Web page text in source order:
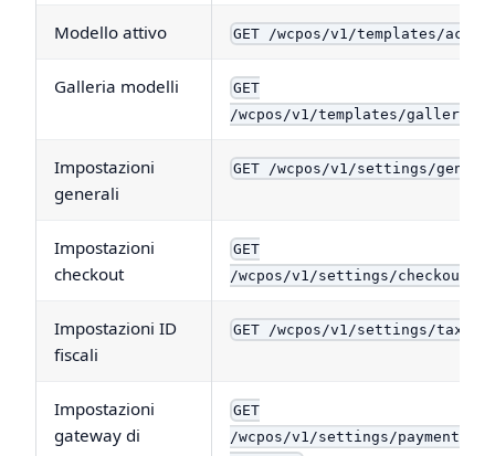
Modello attivo GET /wcpos/v1/templates/
Galleria modelli
GET
/wcpos/v1/templates/gallery
Impostazioni
generali
GET /wcpos/v1/settings/
Impostazioni
checkout
GET
/wcpos/v1/settings/checkout
Impostazioni ID
fiscali
GET /wcpos/v1/settings/
Impostazioni
gateway di
GET
/wcpos/v1/settings/payment-